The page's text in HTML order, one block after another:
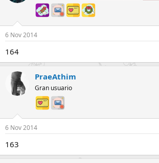
6 Nov 2014
164
PraeAthim
Gran usuario
6 Nov 2014
163